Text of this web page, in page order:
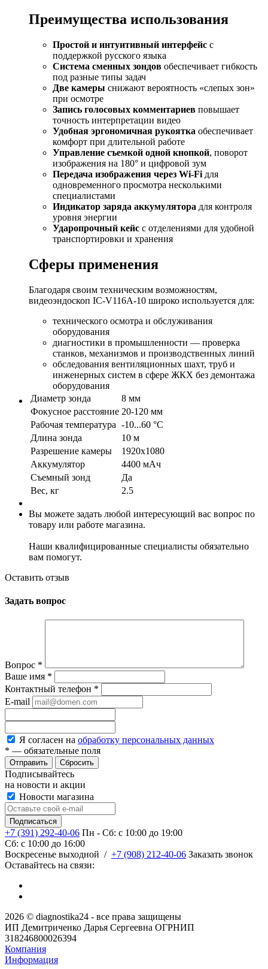
Преимущества использования
Простой и интуитивный интерфейс с
поддержкой русского языка
Система сменных зондов обеспечивает гибкость
под разные типы задач
Две камеры снижают вероятность «слепых зон»
при осмотре
Запись голосовых комментариев повышает
точность интерпретации видео
Удобная эргономичная рукоятка обеспечивает
комфорт при длительной работе
Управление съемкой одной кнопкой, поворот
изображения на 180° и цифровой зум
Передача изображения через Wi-Fi для
одновременного просмотра несколькими
специалистами
Индикатор заряда аккумулятора для контроля
уровня энергии
Ударопрочный кейс с отделениями для удобной
транспортировки и хранения
Сферы применения
Благодаря своим техническим возможностям,
видеоэндоскоп IC-V116A-10 широко используется для:
технического осмотра и обслуживания
оборудования
диагностики в промышленности — проверка
станков, механизмов и производственных линий
обследования вентиляционных шахт, труб и
инженерных систем в сфере ЖКХ без демонтажа
оборудования
Диаметр зонда
8 мм
Фокусное расстояние 20-120 мм
Рабочая температура -10...60 °С
Длина зонда
10 м
Разрешение камеры
1920x1080
Аккумулятор
4400 мАч
Съемный зонд
Да
Вес, кг
2.5
Вы можете задать любой интересующий вас вопрос по
товару или работе магазина.
Наши квалифицированные специалисты обязательно
вам помогут.
Оставить отзыв
Задать вопрос
Вопрос *
Ваше имя *
Контактный телефон *
E-mail
Я согласен на обработку персональных данных
* — обязательные поля
Сбросить
Подписывайтесь
на новости и акции
Новости магазина
+7 (391) 292-40-06 Пн - Сб: c 10:00 до 19:00
Сб: c 10:00 до 16:00
​Воскресенье выходной / +7 (908) 212-40-06 Заказать звонок
Оставайтесь на связи:
2026 © diagnostika24 - все права защищены
ИП Демитриченко Дарья Сергеевна ОГРНИП
318246800026394
Компания
Информация